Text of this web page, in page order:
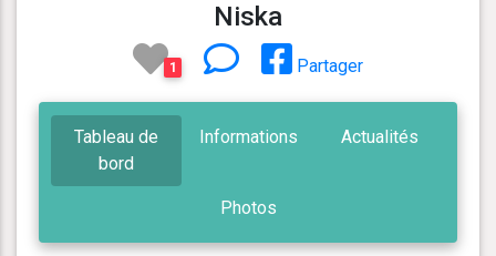
Niska
1 Partager
Tableau de
bord
Informations Actualités
Photos